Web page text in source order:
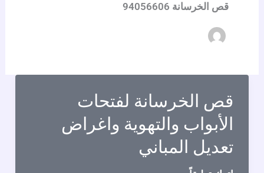
قص الخرسانة 94056606
قص الخرسانة لفتحات
الأبواب والتهوية واغراض
تعديل المباني